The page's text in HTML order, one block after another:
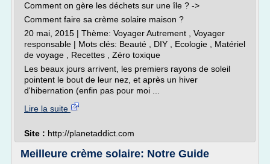
Comment on gère les déchets sur une île ? ->
Comment faire sa crème solaire maison ?
20 mai, 2015 | Thème: Voyager Autrement , Voyager
responsable | Mots clés: Beauté , DIY , Ecologie , Matériel
de voyage , Recettes , Zéro toxique
Les beaux jours arrivent, les premiers rayons de soleil
pointent le bout de leur nez, et après un hiver
d'hibernation (enfin pas pour moi ...
Lire la suite
Site : http://planetaddict.com
Meilleure crème solaire: Notre Guide